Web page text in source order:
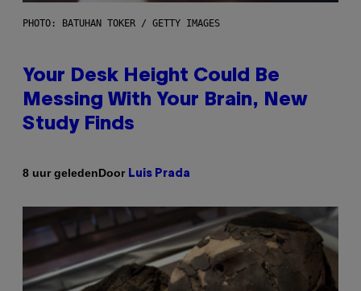
PHOTO: BATUHAN TOKER / GETTY IMAGES
Your Desk Height Could Be
Messing With Your Brain, New
Study Finds
8 uur geledenDoor Luis Prada